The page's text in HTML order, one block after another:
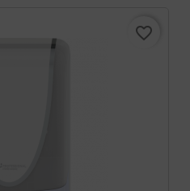
favorite_border